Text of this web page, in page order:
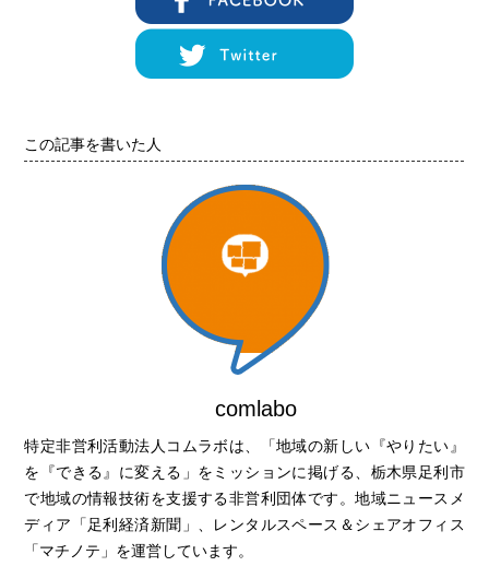
この記事を書いた人
comlabo
特定非営利活動法人コムラボは、「地域の新しい『やりたい』
を『できる』に変える」をミッションに掲げる、栃木県足利市
で地域の情報技術を支援する非営利団体です。地域ニュースメ
ディア「足利経済新聞」、レンタルスペース＆シェアオフィス
「マチノテ」を運営しています。